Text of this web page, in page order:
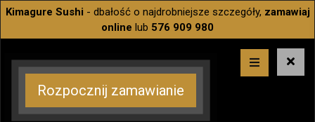
Kimagure Sushi - dbałość o najdrobniejsze szczegóły, zamawiaj
online lub 576 909 980
Rozpocznij zamawianie